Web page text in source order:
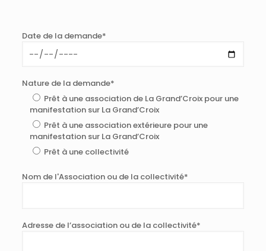
Date de la demande*
Nature de la demande*
Prêt à une association de La Grand’Croix pour une
manifestation sur La Grand’Croix
Prêt à une association extérieure pour une
manifestation sur La Grand’Croix
Prêt à une collectivité
Nom de l'Association ou de la collectivité*
Adresse de l’association ou de la collectivité*